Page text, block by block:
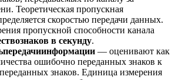
Теоретическая пропускная
скоростью передачи данных.
пропускной способности канала
знаков в секунду.
передачиинформации — оценивают как
ошибочно переданных знаков к
знаков. Единица измерения